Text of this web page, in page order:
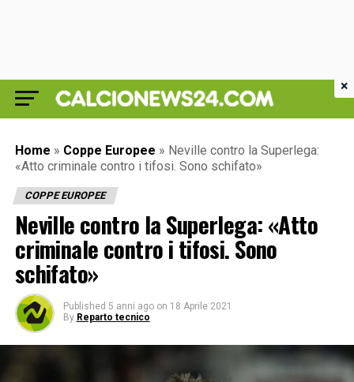
Home » Coppe Europee » Neville contro la Superlega:
«Atto criminale contro i tifosi. Sono schifato»
COPPE EUROPEE
Neville contro la Superlega: «Atto
criminale contro i tifosi. Sono
schifato»
Published 5 anni ago on 18 Aprile 2021
By Reparto tecnico
×